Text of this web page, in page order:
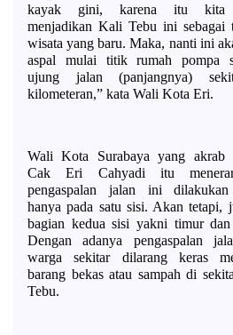
kayak gini, karena itu kita
menjadikan Kali Tebu ini sebagai
wisata yang baru. Maka, nanti ini
aspal mulai titik rumah pompa
ujung jalan (panjangnya)
kilometeran,” kata Wali Kota Eri.
Wali Kota Surabaya yang akrab
Cak Eri Cahyadi itu
pengaspalan jalan ini
hanya pada satu sisi. Akan tetapi,
bagian kedua sisi yakni timur dan
Dengan adanya pengaspalan
warga sekitar dilarang keras
barang bekas atau sampah di
Tebu.